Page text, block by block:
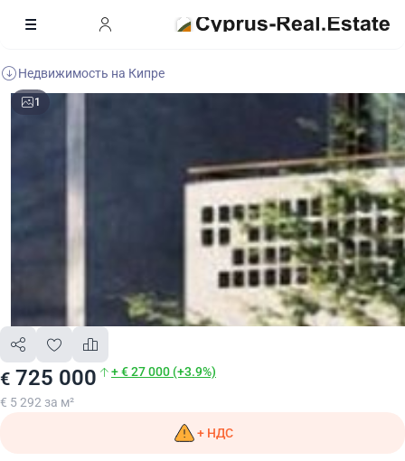
Недвижимость на Кипре
1
€ 725 000 + € 27 000 (+3.9%)
€ 5 292 за м²
+ НДС